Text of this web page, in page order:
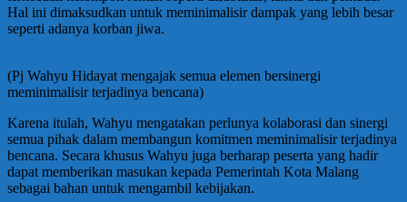
Hal ini dimaksudkan untuk meminimalisir dampak yang lebih besar
seperti adanya korban jiwa.
(Pj Wahyu Hidayat mengajak semua elemen bersinergi
meminimalisir terjadinya bencana)
Karena itulah, Wahyu mengatakan perlunya kolaborasi dan sinergi
semua pihak dalam membangun komitmen meminimalisir terjadinya
bencana. Secara khusus Wahyu juga berharap peserta yang hadir
dapat memberikan masukan kepada Pemerintah Kota Malang
sebagai bahan untuk mengambil kebijakan.